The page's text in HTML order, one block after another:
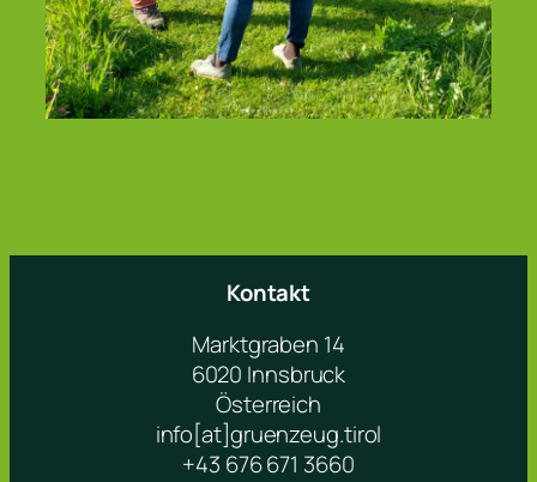
Kontakt
Marktgraben 14
6020 Innsbruck
Österreich
info[at]gruenzeug.tirol
+43 676 671 3660